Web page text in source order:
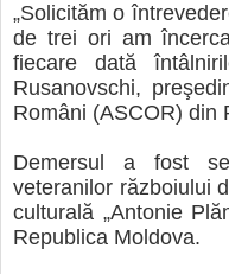
„Solicităm o
de trei ori am
fiecare dată
Rusanovschi,
Români (ASCOR) din
Demersul a fost
veteranilor războiului
culturală „Antonie
Republica Moldova.